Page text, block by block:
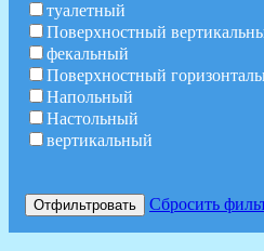
туалетный
Поверхностный
фекальный
Поверхностный
Напольный
Настольный
вертикальный
Отфильтровать Сбросить